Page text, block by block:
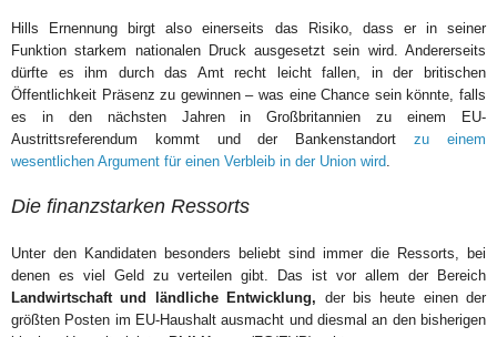
Hills Ernennung birgt also einerseits das Risiko, dass er in seiner
Funktion starkem nationalen Druck ausgesetzt sein wird. Andererseits
dürfte es ihm durch das Amt recht leicht fallen, in der britischen
Öffentlichkeit Präsenz zu gewinnen – was eine Chance sein könnte, falls
es in den nächsten Jahren in Großbritannien zu einem EU-
Austrittsreferendum kommt und der Bankenstandortzu einem
wesentlichen Argument für einen Verbleib in der Union wird
Die finanzstarken Ressorts
Unter den Kandidaten besonders beliebt sind immer die Ressorts, bei
denen es viel Geld zu verteilen gibt. Das ist vor allem der Bereich
Landwirtschaft und ländliche Entwicklung, der bis heute einen der
größten Posten im EU-Haushalt ausmacht und diesmal an den bisherigen